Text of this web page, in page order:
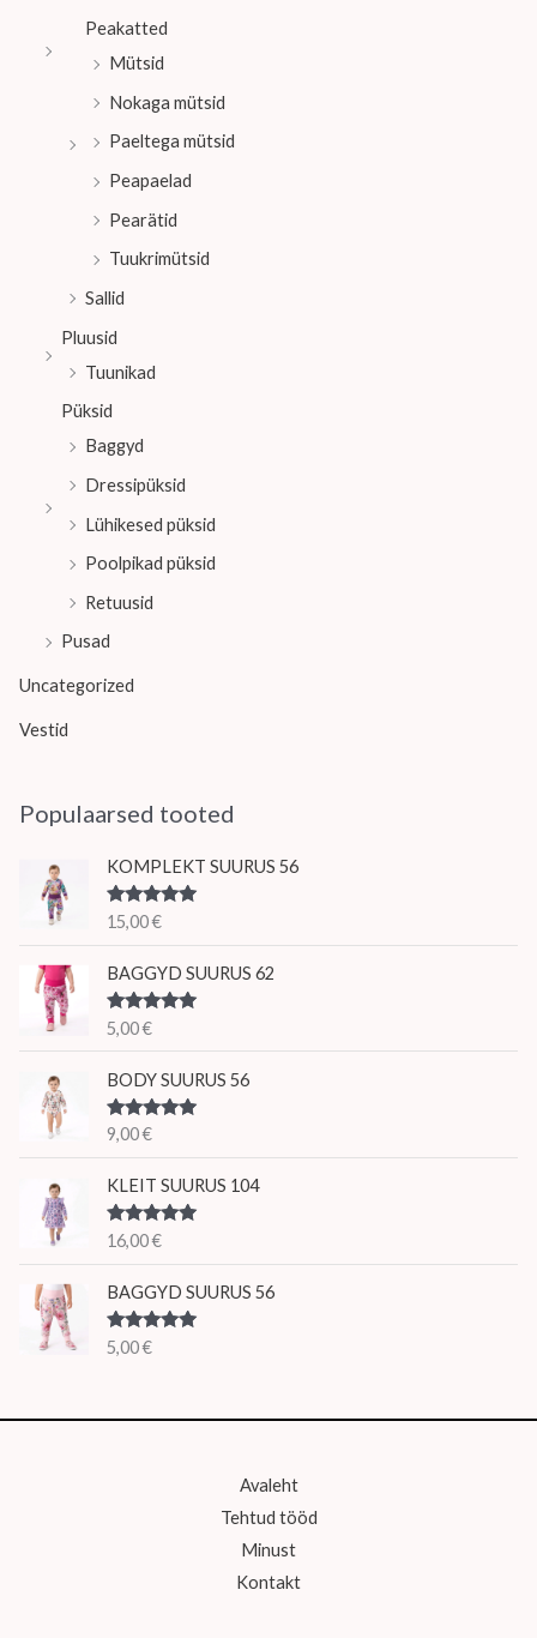
Peakatted
Mütsid
Nokaga mütsid
Paeltega mütsid
Peapaelad
Pearätid
Tuukrimütsid
Sallid
Pluusid
Tuunikad
Püksid
Baggyd
Dressipüksid
Lühikesed püksid
Poolpikad püksid
Retuusid
Pusad
Uncategorized
Vestid
Populaarsed tooted
KOMPLEKT SUURUS 56
Hinnanguga
5.00
15,00€
BAGGYD SUURUS 62
Hinnanguga
5.00
5,00€
BODY SUURUS 56
Hinnanguga
5.00
9,00€
KLEIT SUURUS 104
Hinnanguga
5.00
16,00€
BAGGYD SUURUS 56
Hinnanguga
5.00
5,00€
Avaleht
Tehtud tööd
Minust
Kontakt